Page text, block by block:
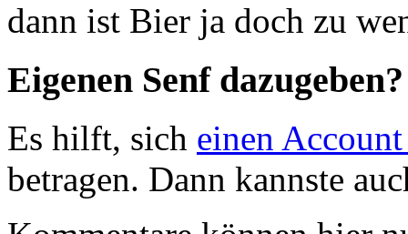
dann ist Bier ja doch zu
Eigenen Senf dazugeben?
Es hilft, sich einen
betragen. Dann kannste